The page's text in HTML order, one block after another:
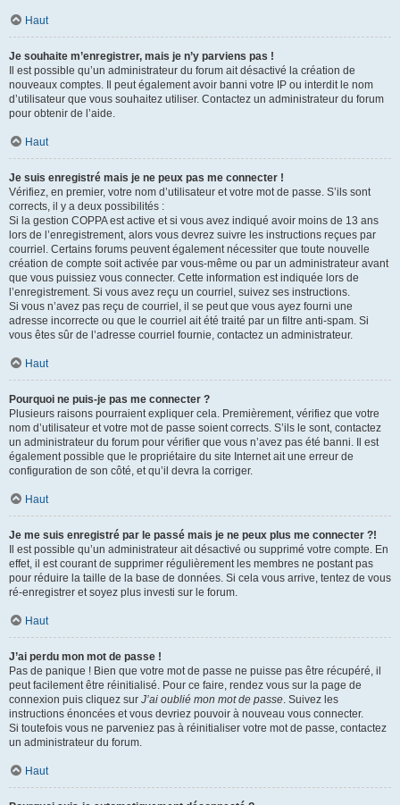
Haut
Je souhaite m’enregistrer, mais je n’y parviens pas !
Il est possible qu’un administrateur du forum ait désactivé la création de
nouveaux comptes. Il peut également avoir banni votre IP ou interdit le nom
d’utilisateur que vous souhaitez utiliser. Contactez un administrateur du forum
pour obtenir de l’aide.
Haut
Je suis enregistré mais je ne peux pas me connecter !
Vérifiez, en premier, votre nom d’utilisateur et votre mot de passe. S’ils sont
corrects, il y a deux possibilités :
Si la gestion COPPA est active et si vous avez indiqué avoir moins de 13 ans
lors de l’enregistrement, alors vous devrez suivre les instructions reçues par
courriel. Certains forums peuvent également nécessiter que toute nouvelle
création de compte soit activée par vous-même ou par un administrateur avant
que vous puissiez vous connecter. Cette information est indiquée lors de
l’enregistrement. Si vous avez reçu un courriel, suivez ses instructions.
Si vous n’avez pas reçu de courriel, il se peut que vous ayez fourni une
adresse incorrecte ou que le courriel ait été traité par un filtre anti-spam. Si
vous êtes sûr de l’adresse courriel fournie, contactez un administrateur.
Haut
Pourquoi ne puis-je pas me connecter ?
Plusieurs raisons pourraient expliquer cela. Premièrement, vérifiez que votre
nom d’utilisateur et votre mot de passe soient corrects. S’ils le sont, contactez
un administrateur du forum pour vérifier que vous n’avez pas été banni. Il est
également possible que le propriétaire du site Internet ait une erreur de
configuration de son côté, et qu’il devra la corriger.
Haut
Je me suis enregistré par le passé mais je ne peux plus me connecter ?!
Il est possible qu’un administrateur ait désactivé ou supprimé votre compte. En
effet, il est courant de supprimer régulièrement les membres ne postant pas
pour réduire la taille de la base de données. Si cela vous arrive, tentez de vous
ré-enregistrer et soyez plus investi sur le forum.
Haut
J’ai perdu mon mot de passe !
Pas de panique ! Bien que votre mot de passe ne puisse pas être récupéré, il
peut facilement être réinitialisé. Pour ce faire, rendez vous sur la page de
connexion puis cliquez sur J’ai oublié mon mot de passe. Suivez les
instructions énoncées et vous devriez pouvoir à nouveau vous connecter.
Si toutefois vous ne parveniez pas à réinitialiser votre mot de passe, contactez
un administrateur du forum.
Haut